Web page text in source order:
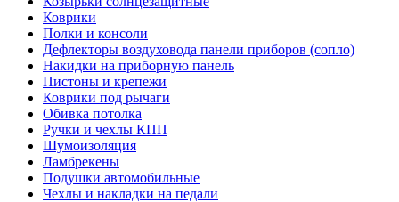
Коврики
Полки и консоли
Дефлекторы воздуховода панели приборов (сопло)
Накидки на приборную панель
Пистоны и крепежи
Коврики под рычаги
Обивка потолка
Ручки и чехлы КПП
Шумоизоляция
Ламбрекены
Подушки автомобильные
Чехлы и накладки на педали